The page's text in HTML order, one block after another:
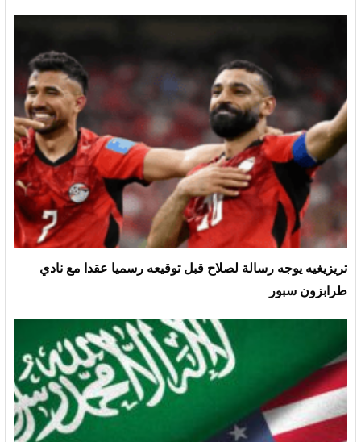
تريزيغيه يوجه رسالة لصلاح قبل توقيعه رسميا عقدا مع نادي
طرابزون سبور